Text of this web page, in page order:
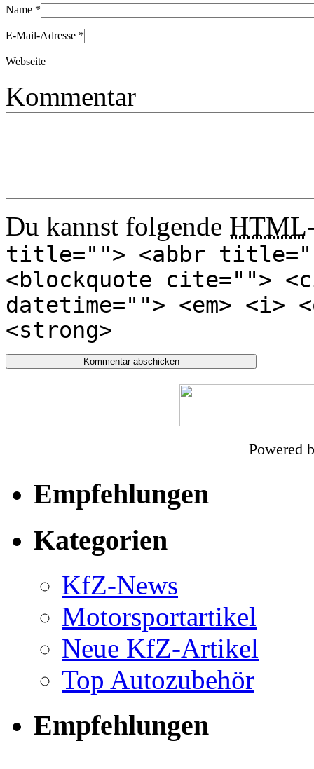
Name *
E-Mail-Adresse *
Webseite
Kommentar
Du kannst folgende HTML
title=""> <abbr
<blockquote cite="">
datetime=""> <em>
<strong>
Powered
Empfehlungen
Kategorien
KfZ-News
Motorsportartikel
Neue KfZ-Artikel
Top Autozubehör
Empfehlungen